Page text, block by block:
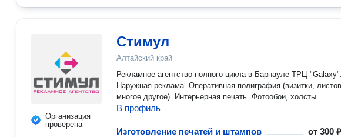
Организация
проверена
Стимул
Алтайский край
Рекламное агентство полного цикла в Барнауле ТРЦ "Galaxy".
Наружная реклама. Оперативная полиграфия (визитки,
многое другое). Интерьерная печать. Фотообои, холсты.
В профиль
Изготовление печатей и штампов от300